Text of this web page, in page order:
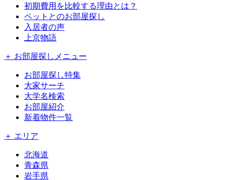
初期費用を比較する理由とは？
ペットとのお部屋探し
入居者の声
上京物語
＋ お部屋探しメニュー
お部屋探し特集
大家サーチ
大学名検索
お部屋紹介
新着物件一覧
＋ エリア
北海道
青森県
岩手県